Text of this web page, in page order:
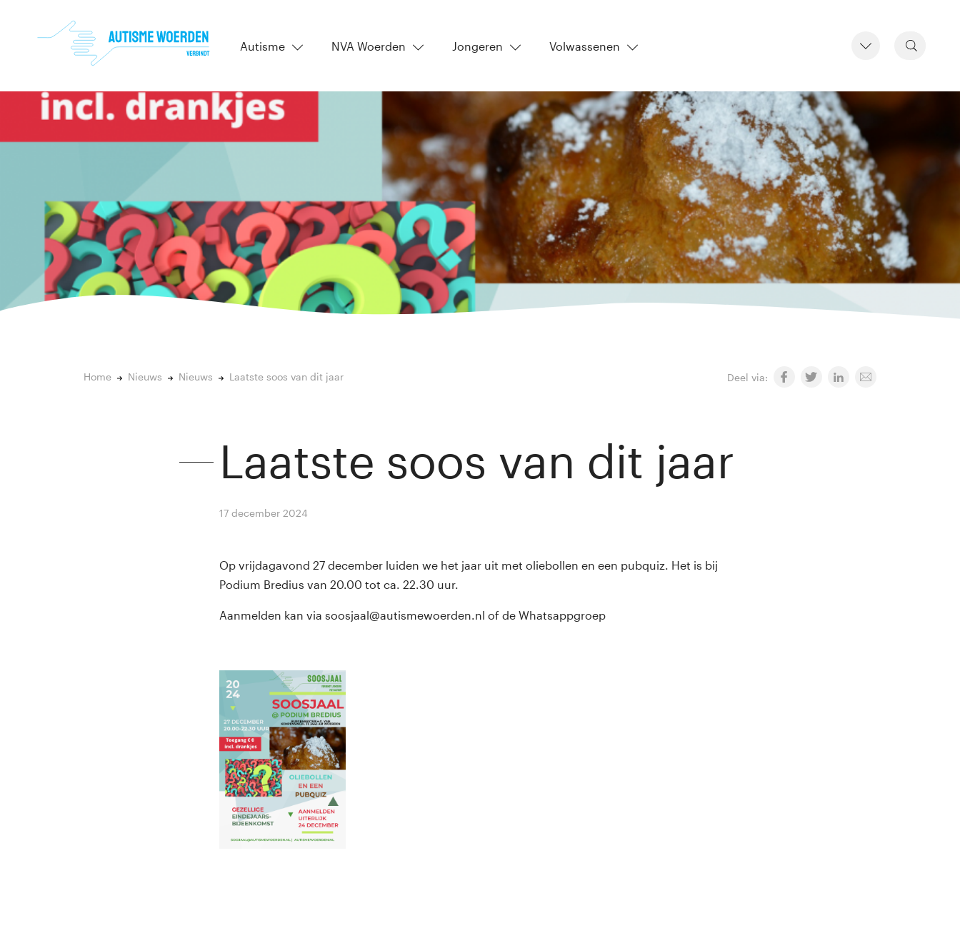
Autisme NVA Woerden Jongeren Volwassenen
Home Nieuws Nieuws Laatste soos van dit jaar Deel via:
Laatste soos van dit jaar
17 december 2024
Op vrijdagavond 27 december luiden we het jaar uit met oliebollen en een pubquiz. Het is bij
Podium Bredius van 20.00 tot ca. 22.30 uur.
Aanmelden kan via soosjaal@autismewoerden.nl of de Whatsappgroep